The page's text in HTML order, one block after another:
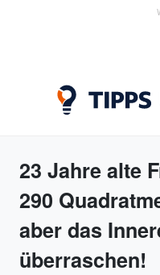
23 Jahre alte
290
aber das
überraschen!